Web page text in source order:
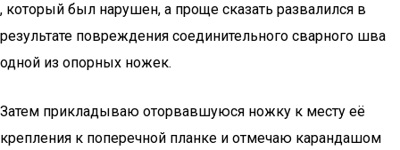
, который был нарушен, а проще сказать развалился в
результате повреждения соединительного сварного шва
одной из опорных ножек.
Затем прикладываю оторвавшуюся ножку к месту её
крепления к поперечной планке и отмечаю карандашом